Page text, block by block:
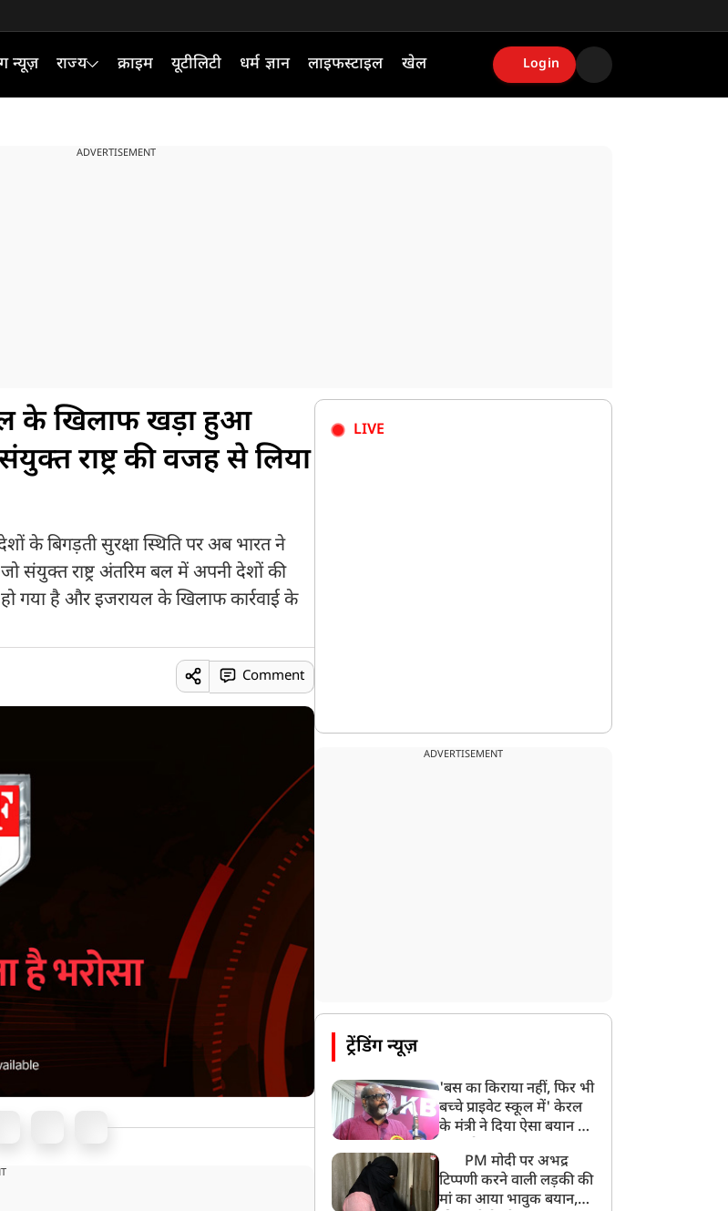
न्यूज़ राज्य क्राइम यूटीलिटी धर्म ज्ञान लाइफस्टाइल खेल Login
ADVERTISEMENT
के खिलाफ खड़ा हुआ
राष्ट्र की वजह से लिया
के बिगड़ती सुरक्षा स्थिति पर अब भारत ने
संयुक्त राष्ट्र अंतरिम बल में अपनी देशों की
गया है और इजरायल के खिलाफ कार्रवाई के
Comment
LIVE
ADVERTISEMENT
ट्रेंडिंग न्यूज़
'बस का किराया नहीं, फिर भी
बच्चे प्राइवेट स्कूल में' केरल
के मंत्री ने दिया ऐसा बयान की
PM मोदी पर अभद्र
टिप्पणी करने वाली लड़की की
मां का आया भावुक बयान,